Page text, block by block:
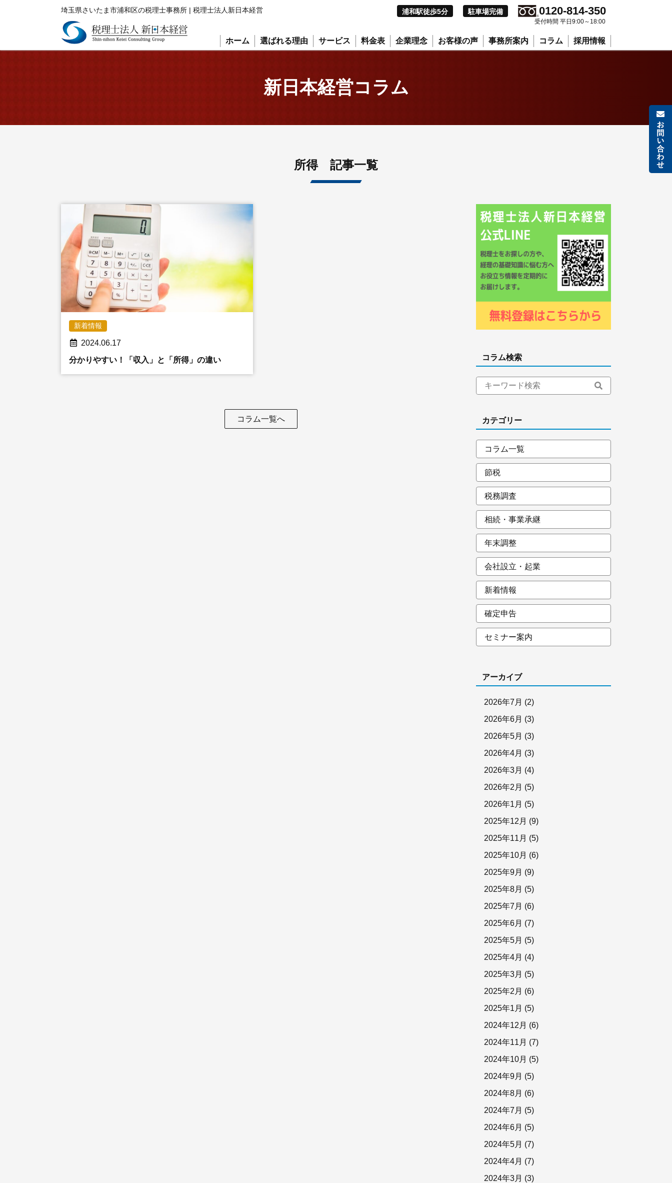
埼玉県さいたま市浦和区の税理士事務所 | 税理士法人新日本経営 浦和駅徒歩5分 駐車場完備 0120-814-350
受付時間 平日9:00～18:00
ホーム 選ばれる理由 サービス 料金表 企業理念 お客様の声 事務所案内 コラム 採用情報
新日本経営コラム
所得 記事一覧
新着情報
2024.06.17
分かりやすい！「収入」と「所得」の違い
コラム一覧へ
コラム検索
カテゴリー
コラム一覧
節税
税務調査
相続・事業承継
年末調整
会社設立・起業
新着情報
確定申告
セミナー案内
アーカイブ
2026年7月 (2)
2026年6月 (3)
2026年5月 (3)
2026年4月 (3)
2026年3月 (4)
2026年2月 (5)
2026年1月 (5)
2025年12月 (9)
2025年11月 (5)
2025年10月 (6)
2025年9月 (9)
2025年8月 (5)
2025年7月 (6)
2025年6月 (7)
2025年5月 (5)
2025年4月 (4)
2025年3月 (5)
2025年2月 (6)
2025年1月 (5)
2024年12月 (6)
2024年11月 (7)
2024年10月 (5)
2024年9月 (5)
2024年8月 (6)
2024年7月 (5)
2024年6月 (5)
2024年5月 (7)
2024年4月 (7)
2024年3月 (3)